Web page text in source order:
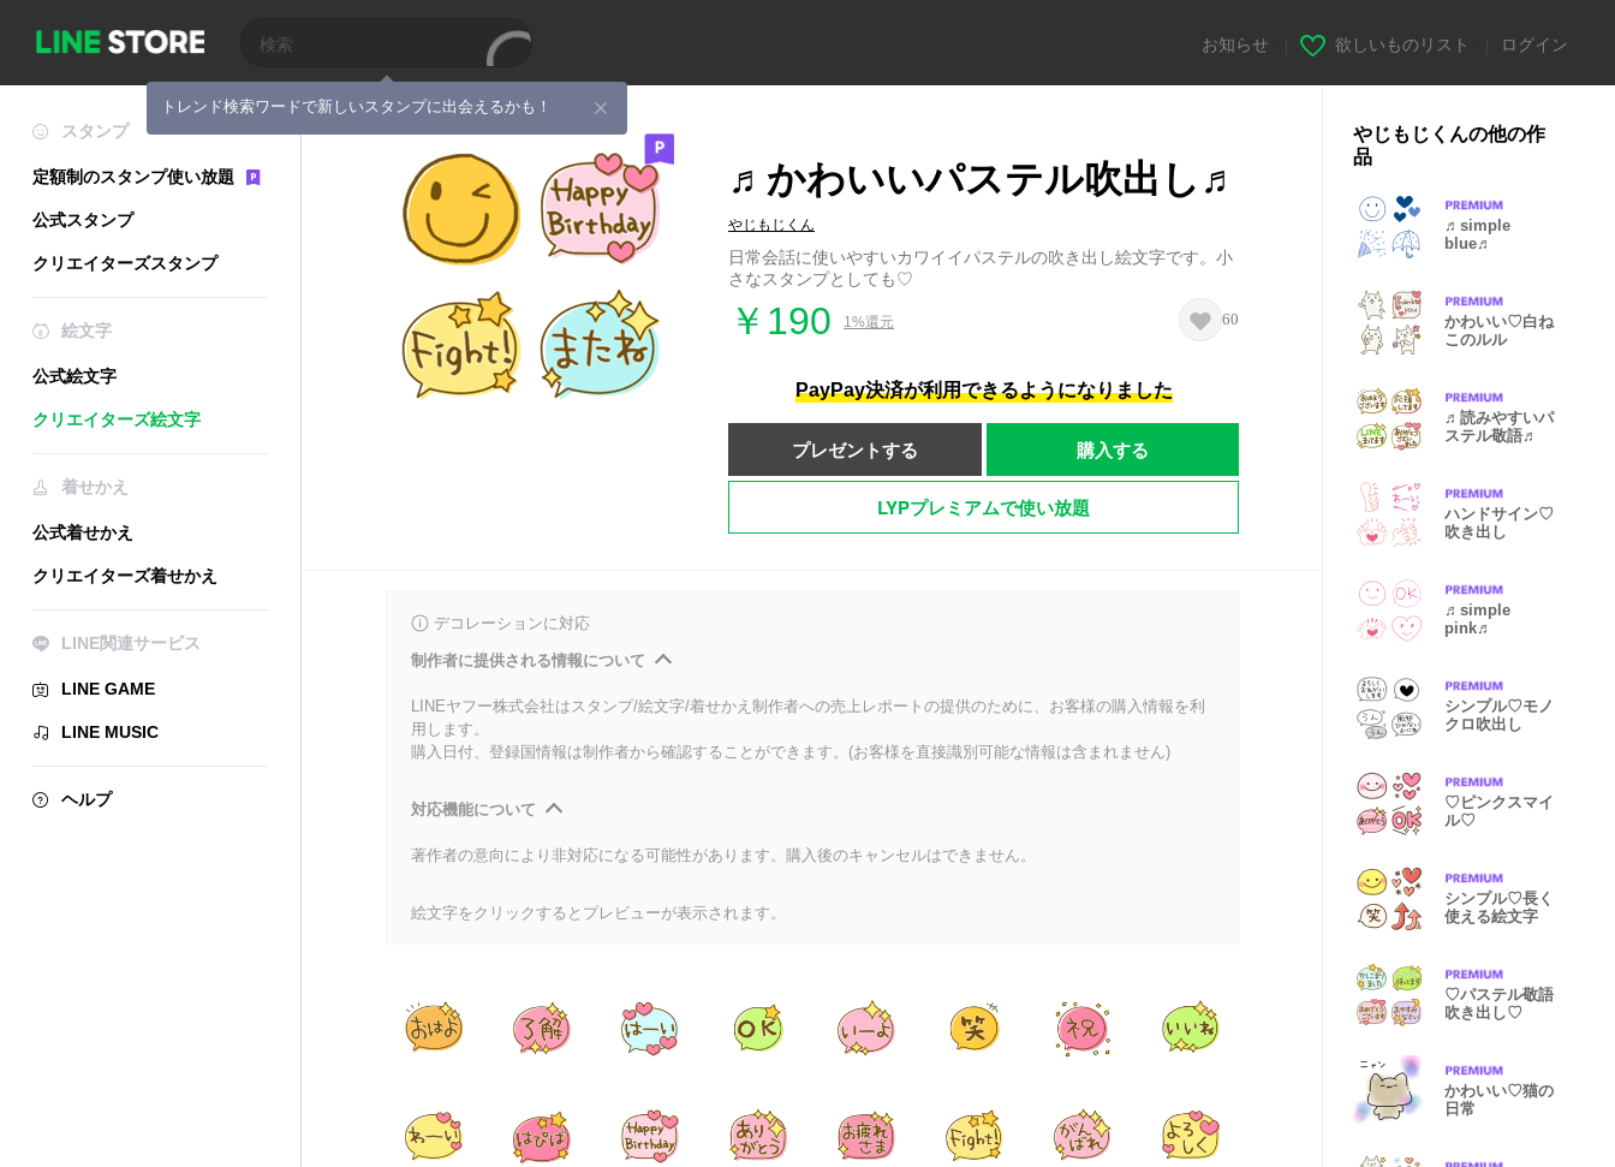
トレンド検索ワードで新しいスタンプに出会えるかも！
お知らせ 欲しいものリスト ログイン
スタンプ
定額制のスタンプ使い放題
公式スタンプ
クリエイターズスタンプ
絵文字
公式絵文字
クリエイターズ絵文字
着せかえ
公式着せかえ
クリエイターズ着せかえ
LINE関連サービス
LINE GAME
LINE MUSIC
ヘルプ
♬かわいいパステル吹出し♬
やじもじくん
日常会話に使いやすいカワイイパステルの吹き出し絵文字です。小
さなスタンプとしても♡
￥190 1%還元 60
PayPay決済が利用できるようになりました
プレゼントする 購入する
LYPプレミアムで使い放題
デコレーションに対応
制作者に提供される情報について
LINEヤフー株式会社はスタンプ/絵文字/着せかえ制作者への売上レポートの提供のために、お客様の購入情報を利
用します。
購入日付、登録国情報は制作者から確認することができます。(お客様を直接識別可能な情報は含まれません)
対応機能について
著作者の意向により非対応になる可能性があります。購入後のキャンセルはできません。
絵文字をクリックするとプレビューが表示されます。
やじもじくんの他の作
品
♬simple
blue♬
かわいい♡白ね
このルル
♬読みやすいパ
ステル敬語♬
ハンドサイン♡
吹き出し
♬simple
pink♬
シンプル♡モノ
クロ吹出し
♡ピンクスマイ
ル♡
シンプル♡長く
使える絵文字
♡パステル敬語
吹き出し♡
かわいい♡猫の
日常